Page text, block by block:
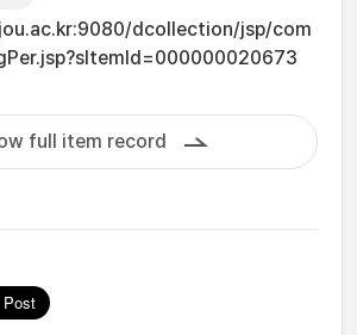
dcollection/jsp/com
full item record